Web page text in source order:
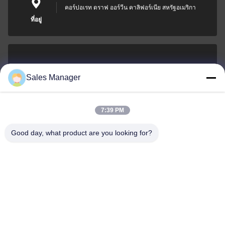
ที่อยู่
คอร์ปอเรท ดราฟ ออร์วีน คาลิฟอร์เนีย สหรัฐอเมริกา
001-512-7443871
Sales Manager
7:39 PM
Good day, what product are you looking for?